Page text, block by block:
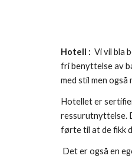
Hotell : Vi vil bla
fri benyttelse av
med stil men også
Hotellet er
ressurutnyttelse.
førte til at de fikk
Det er også en